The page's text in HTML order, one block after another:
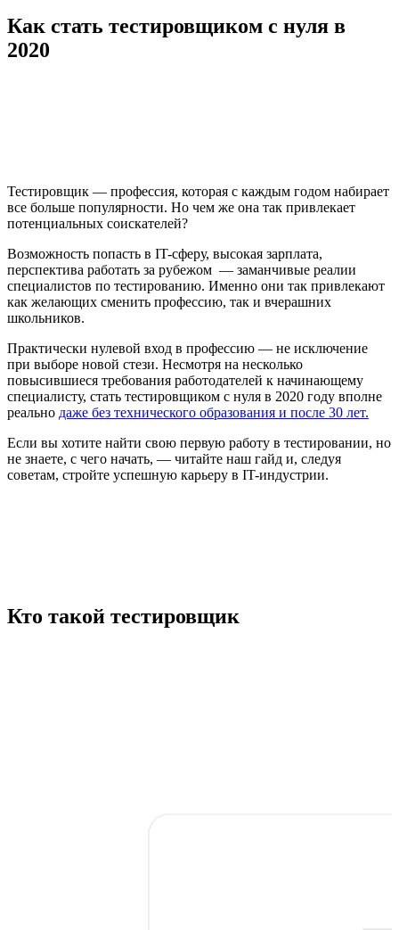
Как стать тестировщиком с нуля в
2020
Тестировщик — профессия, которая с каждым годом набирает
все больше популярности. Но чем же она так привлекает
потенциальных соискателей?
Возможность попасть в IT-сферу, высокая зарплата,
перспектива работать за рубежом — заманчивые реалии
специалистов по тестированию. Именно они так привлекают
как желающих сменить профессию, так и вчерашних
школьников.
Практически нулевой вход в профессию — не исключение
при выборе новой стези. Несмотря на несколько
повысившиеся требования работодателей к начинающему
специалисту, стать тестировщиком с нуля в 2020 году вполне
реально даже без технического образования и после 30 лет.
Если вы хотите найти свою первую работу в тестировании, но
не знаете, с чего начать, — читайте наш гайд и, следуя
советам, стройте успешную карьеру в IT-индустрии.
Кто такой тестировщик